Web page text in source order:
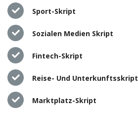
Sport-Skript
Sozialen Medien Skript
Fintech-Skript
Reise- Und Unterkunftsskript
Marktplatz-Skript